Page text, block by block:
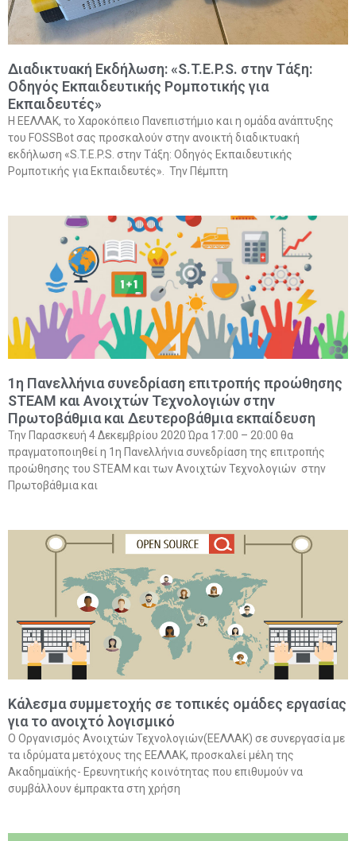
Διαδικτυακή Εκδήλωση: «S.T.E.P.S. στην Τάξη:
Οδηγός Εκπαιδευτικής Ρομποτικής για
Εκπαιδευτές»
Η ΕΕΛΛΑΚ, το Χαροκόπειο Πανεπιστήμιο και η ομάδα ανάπτυξης
του FOSSBot σας προσκαλούν στην ανοικτή διαδικτυακή
εκδήλωση «S.T.E.P.S. στην Τάξη: Οδηγός Εκπαιδευτικής
Ρομποτικής για Εκπαιδευτές». Την Πέμπτη
1η Πανελλήνια συνεδρίαση επιτροπής προώθησης
SΤEAM και Ανοιχτών Τεχνολογιών στην
Πρωτοβάθμια και Δευτεροβάθμια εκπαίδευση
Την Παρασκευή 4 Δεκεμβρίου 2020 Ώρα 17:00 – 20:00 θα
πραγματοποιηθεί η 1η Πανελλήνια συνεδρίαση της επιτροπής
προώθησης του SΤEAM και των Ανοιχτών Τεχνολογιών στην
Πρωτοβάθμια και
Κάλεσμα συμμετοχής σε τοπικές ομάδες εργασίας
για το ανοιχτό λογισμικό
O Οργανισμός Ανοιχτών Τεχνολογιών(ΕΕΛΛΑΚ) σε συνεργασία με
τα ιδρύματα μετόχους της ΕΕΛΛΑΚ, προσκαλεί μέλη της
Ακαδημαϊκής- Ερευνητικής κοινότητας που επιθυμούν να
συμβάλλουν έμπρακτα στη χρήση